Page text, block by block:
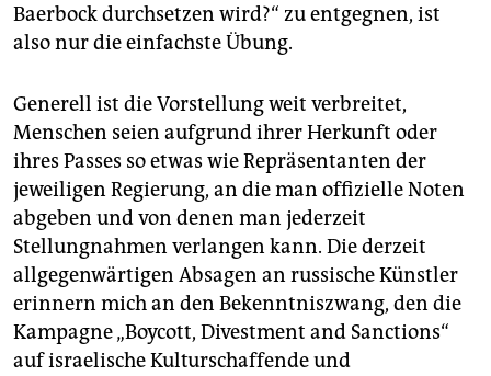
Baer­bock durchsetzen wird?“ zu entgegnen, ist
also nur die einfachste Übung.
Generell ist die Vorstellung weit verbreitet,
Menschen seien aufgrund ihrer Herkunft oder
ihres Passes so etwas wie Repräsentanten der
jeweiligen Regierung, an die man offizielle Noten
abgeben und von denen man jederzeit
Stellungnahmen verlangen kann. Die derzeit
allgegenwärtigen Absagen an russische Künstler
erinnern mich an den Bekenntniszwang, den die
Kampagne „Boycott, Divestment and Sanctions“
auf israelische Kulturschaffende und